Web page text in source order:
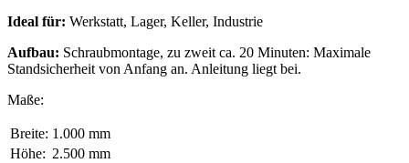
Ideal für: Werkstatt, Lager, Keller, Industrie
Aufbau: Schraubmontage, zu zweit ca. 20 Minuten: Maximale
Standsicherheit von Anfang an. Anleitung liegt bei.
Maße:
Breite: 1.000 mm
Höhe: 2.500 mm